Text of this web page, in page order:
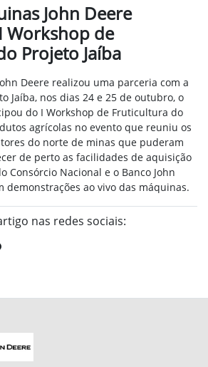
John Deere
Workshop de
Projeto Jaíba
Deere realizou uma parceria com a
Jaíba, nos dias 24 e 25 de outubro, o
do I Workshop de Fruticultura do
agrícolas no evento que reuniu os
do norte de minas que puderam
de perto as facilidades de aquisição
Consórcio Nacional e o Banco John
demonstrações ao vivo das máquinas.
nas redes sociais: